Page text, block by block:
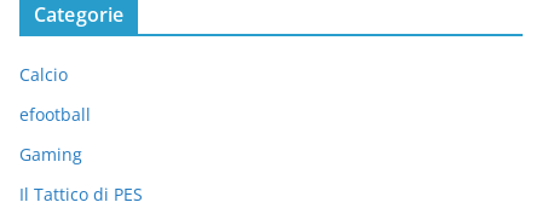
Categorie
Calcio
efootball
Gaming
Il Tattico di PES